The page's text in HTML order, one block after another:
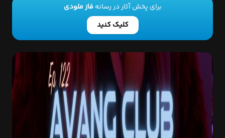
برای پخش آثار در رسانهفاز ملودی
کلیک کنید